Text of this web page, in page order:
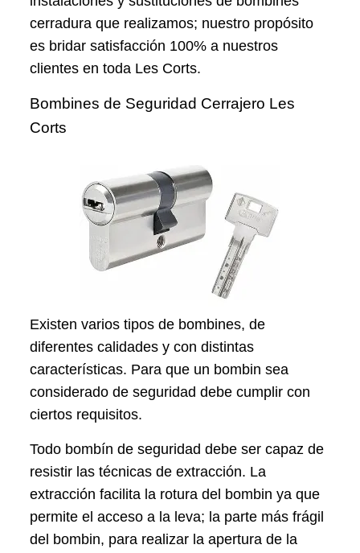
cerradura que realizamos; nuestro propósito
es bridar satisfacción 100% a nuestros
clientes en toda Les Corts.
Bombines de Seguridad Cerrajero Les
Corts
Existen varios tipos de bombines, de
diferentes calidades y con distintas
características. Para que un bombin sea
considerado de seguridad debe cumplir con
ciertos requisitos.
Todo bombín de seguridad debe ser capaz de
resistir las técnicas de extracción. La
extracción facilita la rotura del bombin ya que
permite el acceso a la leva; la parte más frágil
del bombin, para realizar la apertura de la